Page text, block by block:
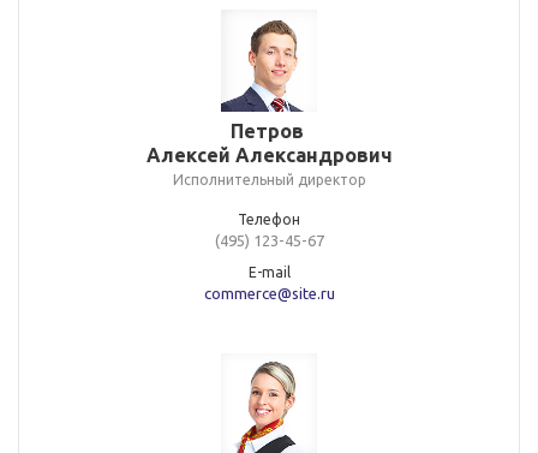
Петров
Алексей Александрович
Исполнительный директор
Телефон
(495) 123-45-67
E-mail
commerce@site.ru